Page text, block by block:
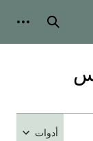
بحث
أدوات